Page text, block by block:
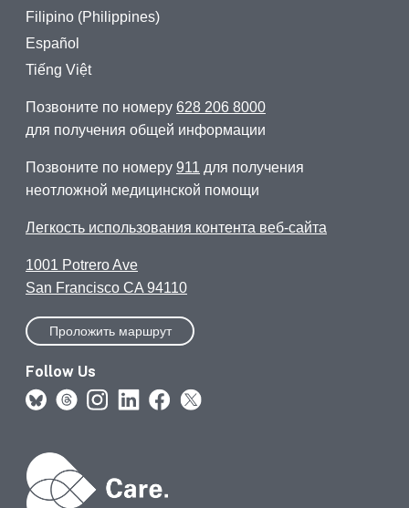
Filipino (Philippines)
Español
Tiếng Việt
Позвоните по номеру 628 206 8000
для получения общей информации
Позвоните по номеру 911 для получения
неотложной медицинской помощи
Легкость использования контента веб-сайта
1001 Potrero Ave
San Francisco CA 94110
Проложить маршрут
Follow Us